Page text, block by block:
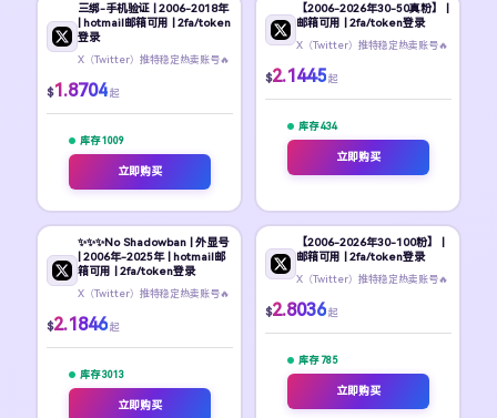
三绑-手机验证 | 2006-2018年
| hotmail邮箱可用 | 2fa/token
登录
X（Twitter）推特稳定热卖账号🔥
$1.8704 起
库存 1009
立即购买
【2006-2026年30-50真粉】 |
邮箱可用 | 2fa/token登录
X（Twitter）推特稳定热卖账号🔥
$2.1445 起
库存 434
立即购买
✨️✨️✨️No Shadowban | 外显号
| 2006年-2025年 | hotmail邮
箱可用 | 2fa/token登录
X（Twitter）推特稳定热卖账号🔥
$2.1846 起
库存 3013
立即购买
【2006-2026年30-100粉】 |
邮箱可用 | 2fa/token登录
X（Twitter）推特稳定热卖账号🔥
$2.8036 起
库存 785
立即购买